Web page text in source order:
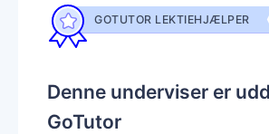
GOTUTOR LEKTIEHJÆLPER
Denne underviser er
GoTutor